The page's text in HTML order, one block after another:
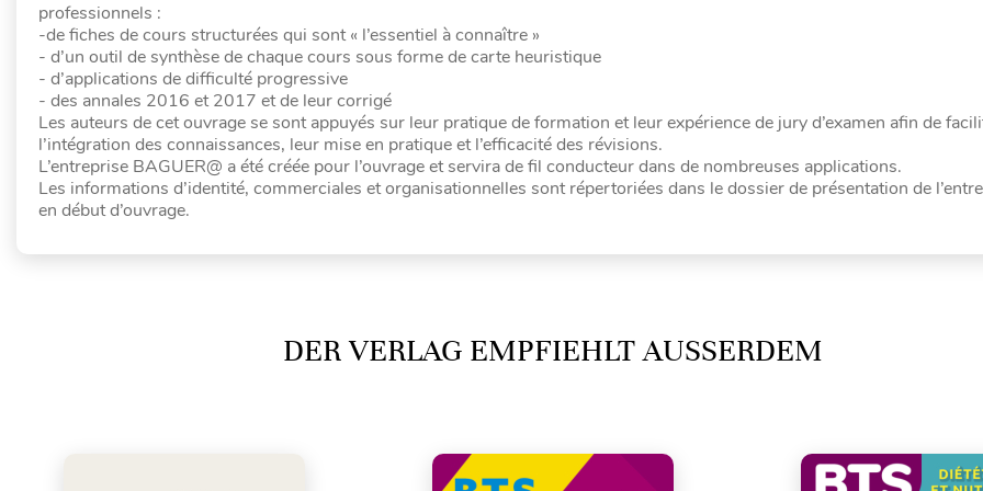
professionnels :
-de fiches de cours structurées qui sont « l’essentiel à connaître »
- d’un outil de synthèse de chaque cours sous forme de carte heuristique
- d’applications de difficulté progressive
- des annales 2016 et 2017 et de leur corrigé
Les auteurs de cet ouvrage se sont appuyés sur leur pratique de formation et leur expérience de jury d’examen afin de
l’intégration des connaissances, leur mise en pratique et l’efficacité des révisions.
L’entreprise BAGUER@ a été créée pour l’ouvrage et servira de fil conducteur dans de nombreuses applications.
Les informations d’identité, commerciales et organisationnelles sont répertoriées dans le dossier de présentation de
en début d’ouvrage.
DER VERLAG EMPFIEHLT AUSSERDEM